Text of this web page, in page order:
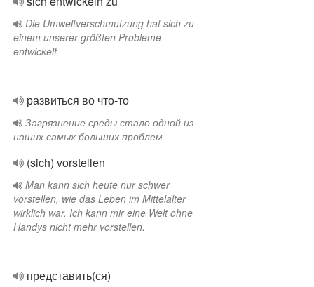
Die Umweltverschmutzung hat sich zu
einem unserer größten Probleme
entwickelt
развиться во что-то
Загрязнение среды стало одной из
наших самых больших проблем
(sich) vorstellen
Man kann sich heute nur schwer
vorstellen, wie das Leben im Mittelalter
wirklich war. Ich kann mir eine Welt ohne
Handys nicht mehr vorstellen.
представить(ся)